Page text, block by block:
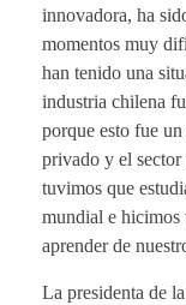
innovadora, ha
momentos muy
han tenido una
industria chilena
porque esto fue
privado y el
tuvimos que
mundial e hicimos
aprender de
La presidenta de